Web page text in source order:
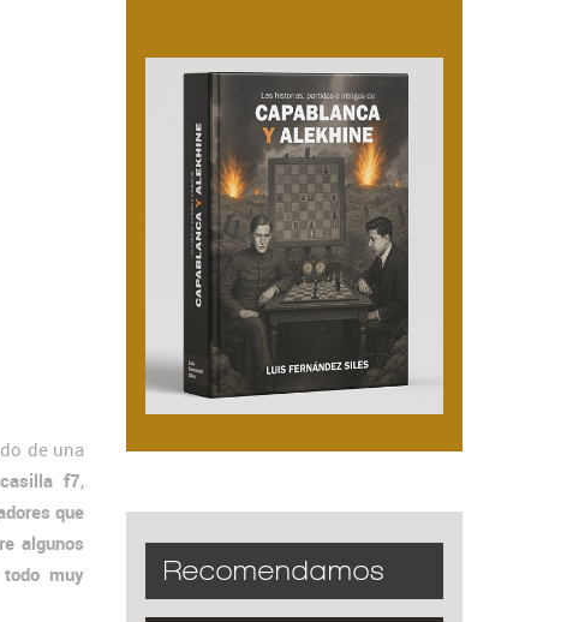
de una
f7,
que
algunos
muy
Recomendamos